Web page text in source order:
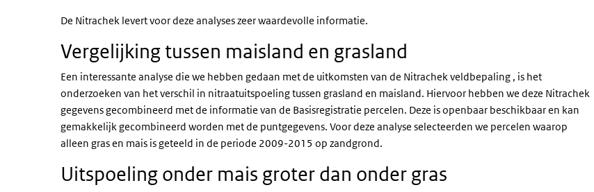
De Nitrachek levert voor deze analyses zeer waardevolle informatie.
Vergelijking tussen maisland en grasland
Een interessante analyse die we hebben gedaan met de uitkomsten van de Nitrachek veldbepaling , is het
onderzoeken van het verschil in nitraatuitspoeling tussen grasland en maisland. Hiervoor hebben we deze Nitrachek
gegevens gecombineerd met de informatie van de Basisregistratie percelen. Deze is openbaar beschikbaar en kan
gemakkelijk gecombineerd worden met de puntgegevens. Voor deze analyse selecteerden we percelen waarop
alleen gras en mais is geteeld in de periode 2009-2015 op zandgrond.
Uitspoeling onder mais groter dan onder gras